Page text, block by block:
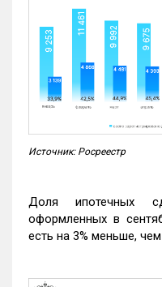
Источник: Росреестр
Доля ипотечных
оформленных в
есть на 3% меньше, чем